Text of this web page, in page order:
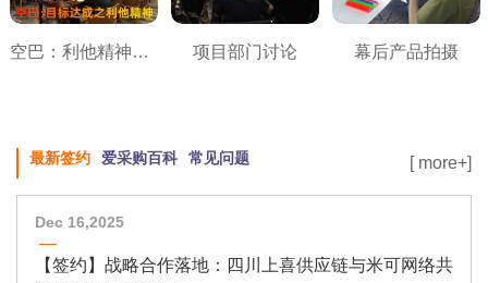
空巴：利他精神之目标达成 项目部门讨论 幕后产品拍摄
最新签约 爱采购百科 常见问题 [ more+]
Dec 16,2025
【签约】战略合作落地：四川上喜供应链与米可网络共